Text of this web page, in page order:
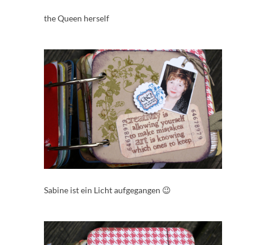
the Queen herself
Sabine ist ein Licht aufgegangen 😉